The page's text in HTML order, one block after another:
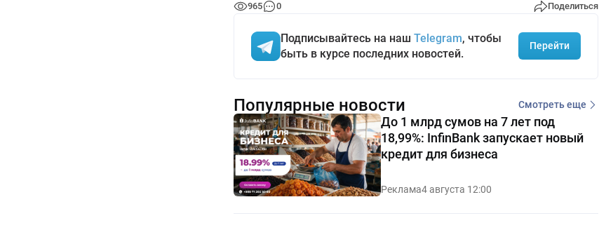
965 0 Поделиться
Подписывайтесь на наш Telegram, чтобы
быть в курсе последних новостей.
Перейти
Популярные новости Смотреть еще
До 1 млрд сумов на 7 лет под
18,99%: InfinBank запускает новый
кредит для бизнеса
Реклама4 августа 12:00